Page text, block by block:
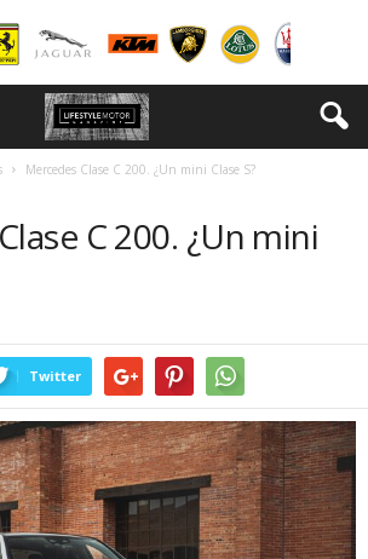
Mercedes Clase C 200. ¿Un mini Clase S?
C 200. ¿Un mini
Twitter